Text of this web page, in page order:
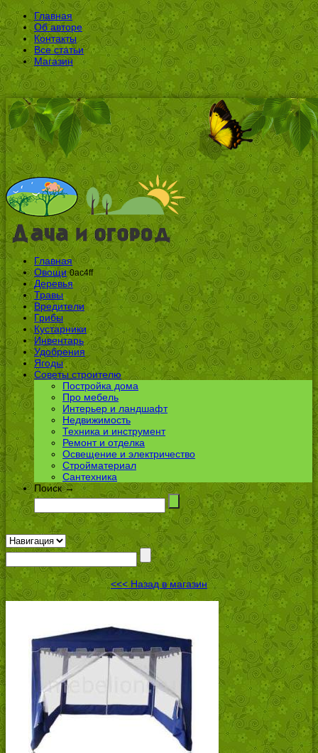
Главная
Об авторе
Контакты
Все статьи
Магазин
Главная
Овощи 0ac4ff
Деревья
Травы
Вредители
Грибы
Кустарники
Инвентарь
Удобрения
Ягоды
Советы строителю
Постройка дома
Про мебель
Интерьер и ландшафт
Недвижимость
Техника и инструмент
Ремонт и отделка
Освещение и электричество
Стройматериал
Сантехника
Поиск →
<<< Назад в магазин